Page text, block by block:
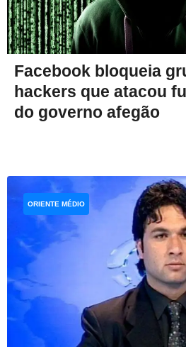
Facebook bloqueia
hackers que atacou
do governo afegão
ORIENTE MÉDIO